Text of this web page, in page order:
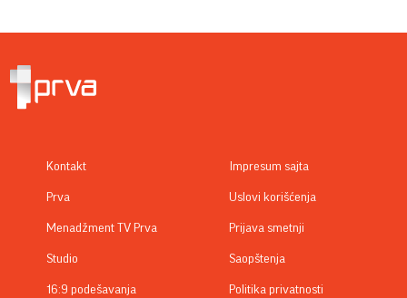
Kontakt
Prva
Menadžment TV Prva
Studio
16:9 podešavanja
Impresum sajta
Uslovi korišćenja
Prijava smetnji
Saopštenja
Politika privatnosti